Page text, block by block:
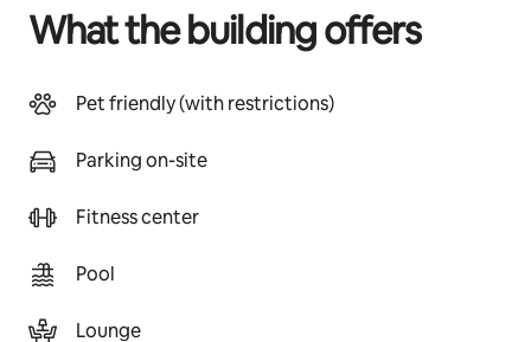
What the building offers
Pet friendly (with restrictions)
Parking on-site
Fitness center
Pool
Lounge